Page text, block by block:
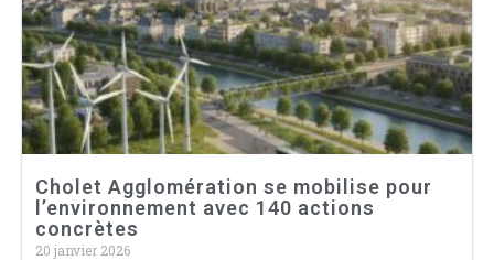
Cholet Agglomération se mobilise pour
l’environnement avec 140 actions
concrètes
20 janvier 2026